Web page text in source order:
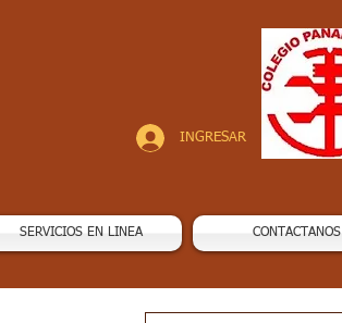
INGRESAR
SERVICIOS EN LINEA CONTACTANOS